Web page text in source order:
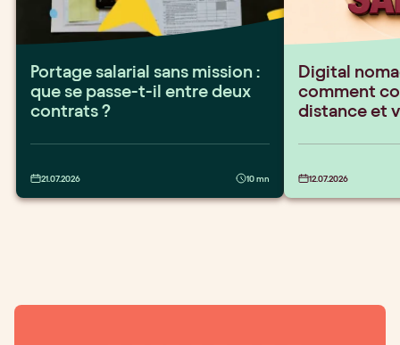
Portage salarial sans mission :
que se passe-t-il entre deux
contrats ?
21.07.2026 10 mn
Digital
comment
distance et
12.07.2026